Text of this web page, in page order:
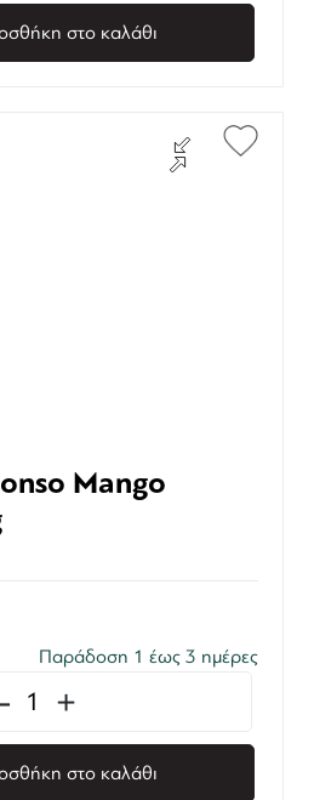
στο καλάθι
Mango
Παράδοση 1 έως 3 ημέρες
- +
στο καλάθι